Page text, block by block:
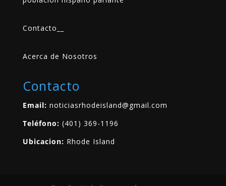
Contacto
Acerca de Nosotros
Contacto
Email: noticiasrhodeisland@gmail.com
Teléfono: (401) 369-1196
Ubicacion: Rhode Island